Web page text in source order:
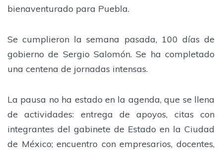
bienaventurado para Puebla.
Se cumplieron la semana pasada, 100 días de
gobierno de Sergio Salomón. Se ha completado
una centena de jornadas intensas.
La pausa no ha estado en la agenda, que se llena
de actividades: entrega de apoyos, citas con
integrantes del gabinete de Estado en la Ciudad
de México; encuentro con empresarios, docentes,